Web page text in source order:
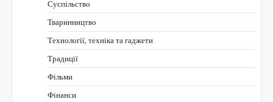
Суспільство
Тваринництво
Технології, техніка та гаджети
Традиції
Фільми
Фінанси